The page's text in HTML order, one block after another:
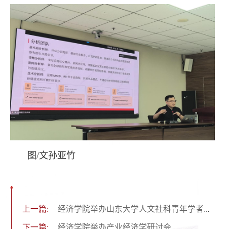
图/文孙亚竹
上一篇: 经济学院举办山东大学人文社科青年学者学术沙龙暨第二届发展经济学青年学者论坛